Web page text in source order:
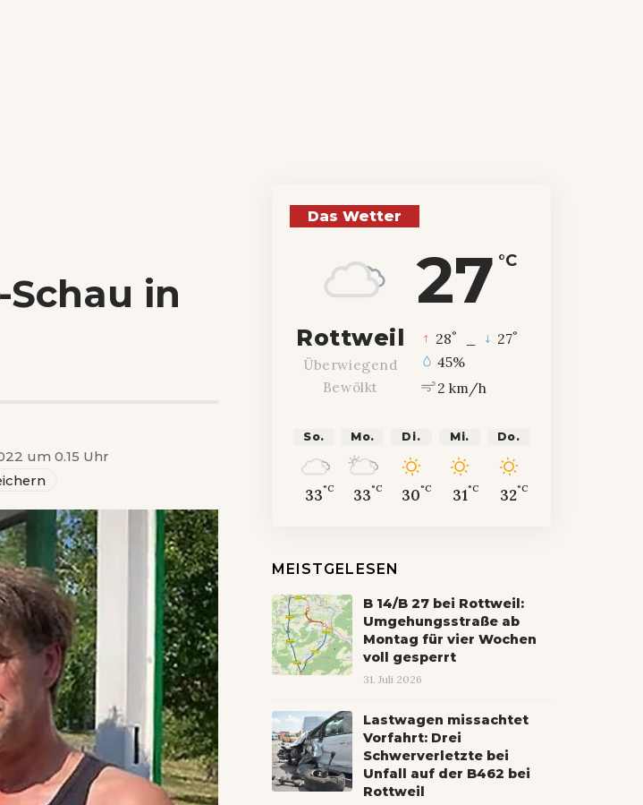
in
um 0.15 Uhr
Das Wetter
27 °C
Rottweil
Überwiegend
Bewölkt
28° 27°
45%
2 km/h
So.
33°C
Mo.
33°C
Di.
30°C
Mi.
31°C
Do.
32°C
MEISTGELESEN
B 14/B 27 bei Rottweil:
Umgehungsstraße ab
Montag für vier Wochen
voll gesperrt
31. Juli 2026
Lastwagen missachtet
Vorfahrt: Drei
Schwerverletzte bei
Unfall auf der B462 bei
Rottweil